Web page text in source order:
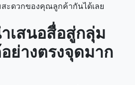
ะดวกของคุณลูกค้ากันได้เลย
เสนอสื่อสู่กลุ่ม
ย่างตรงจุดมาก